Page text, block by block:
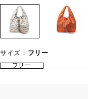
サイズ： フリー
フリー